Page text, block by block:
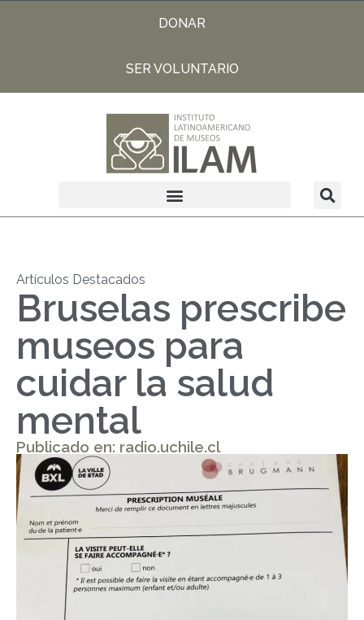
DONAR
SER VOLUNTARIO
Artículos Destacados
Bruselas prescribe
museos para
cuidar la salud
mental
Publicado en: radio.uchile.cl